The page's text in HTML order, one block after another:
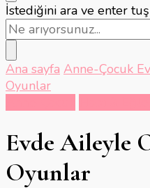
Bir
şey
mi
arıyorsunuz?
İstediğini ara ve enter
Ana sayfa Anne-Çocuk
Oyunlar
Evde Aileyle
Oyunlar